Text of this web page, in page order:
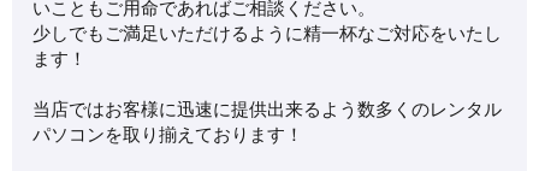
いこともご用命であればご相談ください。
少しでもご満足いただけるように精一杯なご対応をいたし
ます！
当店ではお客様に迅速に提供出来るよう数多くのレンタル
パソコンを取り揃えております！